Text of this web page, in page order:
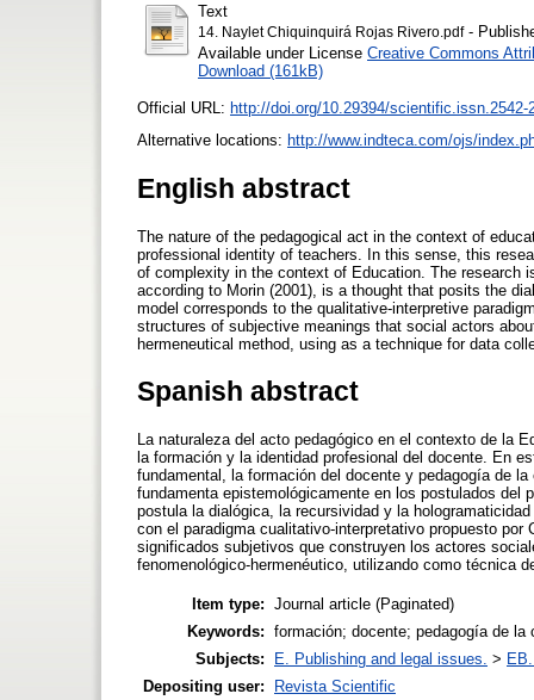
Text
14. Naylet Chiquinquirá Rojas Rivero.pdf-
Available under License Creative Commons
Download (161kB)
Official URL: http://doi.org/10.29394/scientific.issn.2542-
Alternative locations: http://www.indteca.com/ojs/
English abstract
The nature of the pedagogical act in the context of
professional identity of teachers. In this sense, this
of complexity in the context of Education. The research
according to Morin (2001), is a thought that posits the
model corresponds to the qualitative-interpretive
structures of subjective meanings that social actors
hermeneutical method, using as a technique for data
Spanish abstract
La naturaleza del acto pedagógico en el contexto de la
la formación y la identidad profesional del docente. En
fundamental, la formación del docente y pedagogía de
fundamenta epistemológicamente en los postulados del
postula la dialógica, la recursividad y la
con el paradigma cualitativo-interpretativo propuesto
significados subjetivos que construyen los actores
fenomenológico-hermenéutico, utilizando como técnica
Item type: Journal article (Paginated)
Keywords: formación; docente; pedagogía de la
Subjects:
E. Publishing and legal issues. >
Depositing user:
Revista Scientific